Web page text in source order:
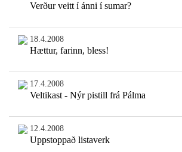
Verður veitt í ánni í sumar?
18.4.2008
Hættur, farinn, bless!
17.4.2008
Veltikast - Nýr pistill frá Pálma
12.4.2008
Uppstoppað listaverk